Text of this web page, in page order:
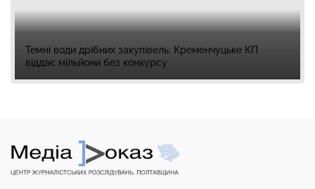
Темні води дрібних закупівель: Кременчуцьке КП
віддає мільйони без конкурсу